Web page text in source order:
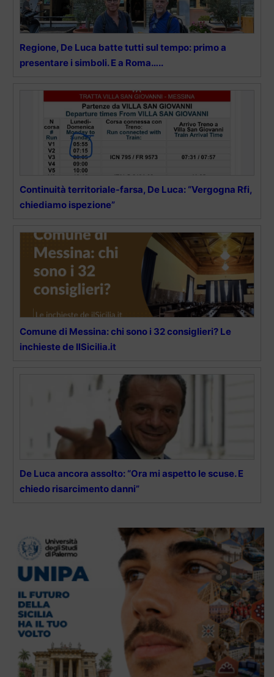
Regione, De Luca batte tutti sul tempo: primo a
presentare i simboli. E a Roma…..
Continuità territoriale-farsa, De Luca: “Vergogna Rfi,
chiediamo ispezione”
Comune di Messina: chi sono i 32 consiglieri? Le
inchieste de IlSicilia.it
De Luca ancora assolto: “Ora mi aspetto le scuse. E
chiedo risarcimento danni”